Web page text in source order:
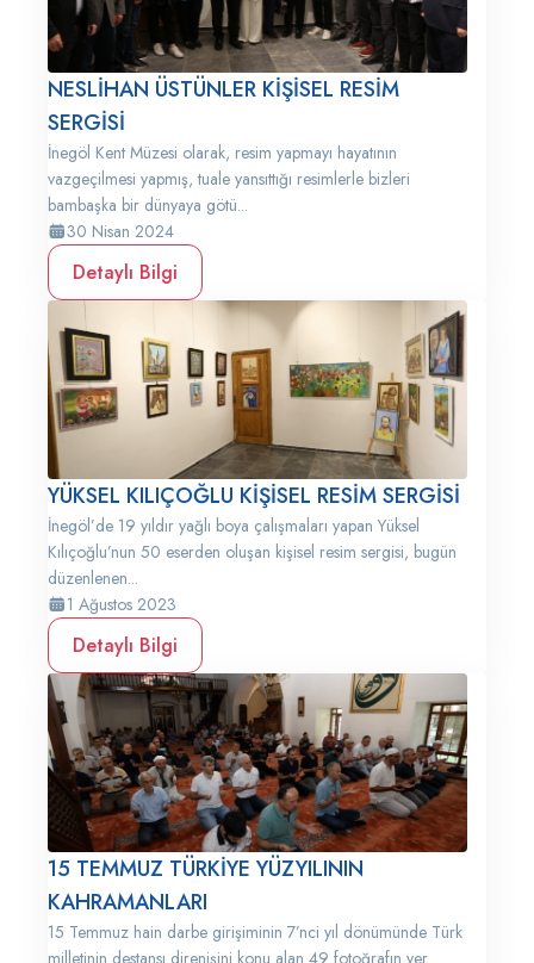
NESLİHAN ÜSTÜNLER KİŞİSEL RESİM
SERGİSİ
İnegöl Kent Müzesi olarak, resim yapmayı hayatının
vazgeçilmesi yapmış, tuale yansıttığı resimlerle bizleri
bambaşka bir dünyaya götü...
30 Nisan 2024
Detaylı Bilgi
YÜKSEL KILIÇOĞLU KİŞİSEL RESİM SERGİSİ
İnegöl’de 19 yıldır yağlı boya çalışmaları yapan Yüksel
Kılıçoğlu’nun 50 eserden oluşan kişisel resim sergisi, bugün
düzenlenen...
1 Ağustos 2023
Detaylı Bilgi
15 TEMMUZ TÜRKİYE YÜZYILININ
KAHRAMANLARI
15 Temmuz hain darbe girişiminin 7’nci yıl dönümünde Türk
milletinin destansı direnişini konu alan 49 fotoğrafın yer